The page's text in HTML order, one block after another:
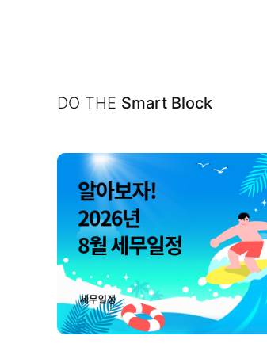
DO THE Smart Block